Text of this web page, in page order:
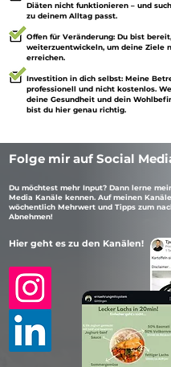
Diäten nicht funktionieren – und
zu deinem Alltag passt.
Offen für Veränderung: Du bist
weiterzuentwickeln, um deine Ziele
erreichen.
Investition in dich selbst: Meine
professionell und nicht kostenlos.
deine Gesundheit und dein
bist du hier genau richtig.
Folge mir auf Social
Du möchtest mehr Input? Dann lerne
Media Kanäle kennen. Auf meinen
wöchentlich Mehrwert und Tipps zum
Abnehmen!
Hier geht es zu den Kanälen!